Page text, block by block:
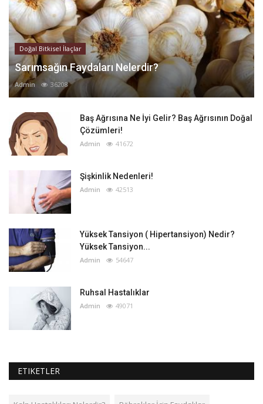
Doğal Bitkisel İlaçlar
Sarımsağın Faydaları Nelerdir?
Admin 36208
Baş Ağrısına Ne İyi Gelir? Baş Ağrısının Doğal
Çözümleri!
Admin 41672
Şişkinlik Nedenleri!
Admin 42513
Yüksek Tansiyon ( Hipertansiyon) Nedir?
Yüksek Tansiyon...
Admin 54647
Ruhsal Hastalıklar
Admin 49071
ETIKETLER